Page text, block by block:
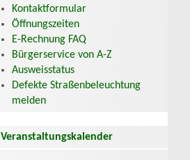
Kontaktformular
Öffnungszeiten
E-Rechnung FAQ
Bürgerservice von A-Z
Ausweisstatus
Defekte Straßenbeleuchtung
melden
Veranstaltungskalender